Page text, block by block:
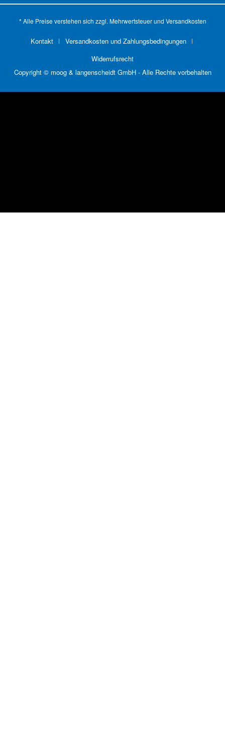
* Alle Preise verstehen sich zzgl. Mehrwertsteuer und Versandkosten
Kontakt
Versandkosten und Zahlungsbedingungen
Widerrufsrecht
Copyright © moog & langenscheidt GmbH - Alle Rechte vorbehalten